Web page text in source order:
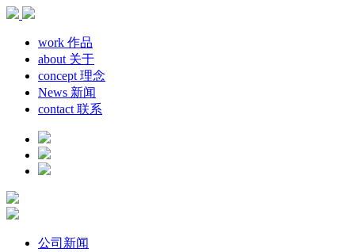
work 作品
about 关于
concept 理念
News 新闻
contact 联系
公司新闻